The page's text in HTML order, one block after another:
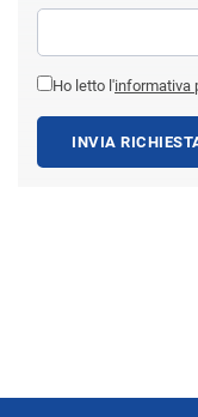
Ho letto l'informativa
INVIA